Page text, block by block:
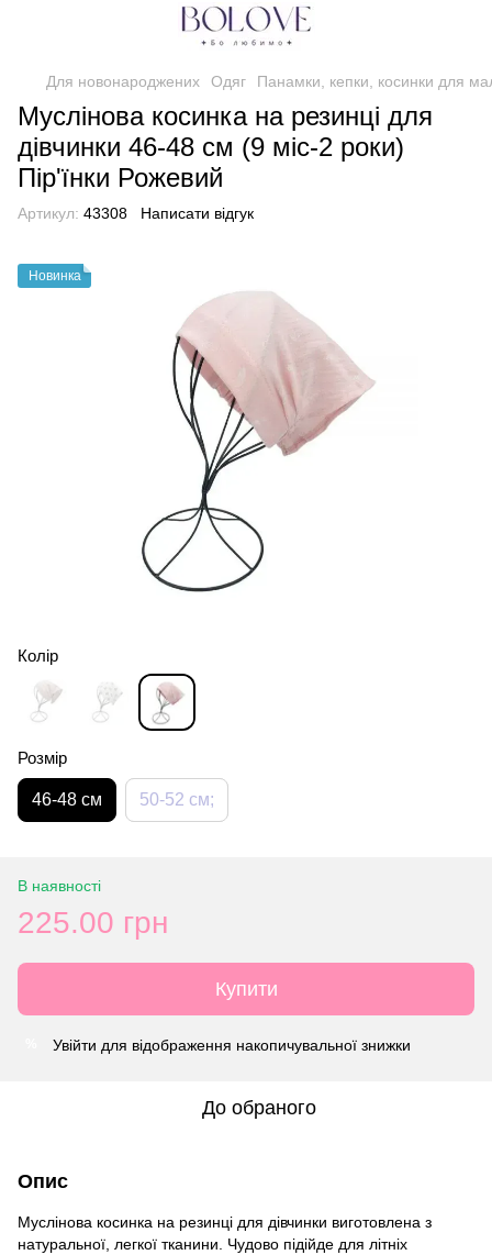
Для новонароджених Одяг Панамки, кепки, косинки для
Муслінова косинка на резинці для
дівчинки 46-48 см (9 міс-2 роки)
Пір'їнки Рожевий
Артикул: 43308 Написати відгук
Новинка
Колір
Розмір
46-48 см 50-52 см;
В наявності
225.00 грн
Купити
Увійти для відображення накопичувальної знижки
До обраного
Опис
Муслінова косинка на резинці для дівчинки виготовлена ​​з
натуральної, легкої тканини. Чудово підійде для літніх